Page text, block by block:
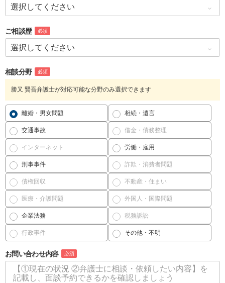
ご相談歴 必須
相談分野 必須
勝又 賢吾弁護士が対応可能な分野のみ選択できます
離婚・男女問題 相続・遺言
交通事故 借金・債務整理
インターネット 労働・雇用
刑事事件 詐欺・消費者問題
債権回収 不動産・住まい
医療・介護問題 外国人・国際問題
企業法務 税務訴訟
行政事件 その他・不明
お問い合わせ内容 必須